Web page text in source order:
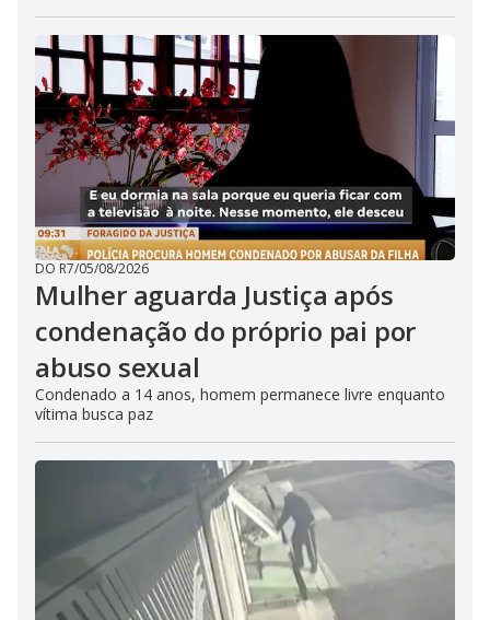
DO R7/05/08/2026
Mulher aguarda Justiça após
condenação do próprio pai por
abuso sexual
Condenado a 14 anos, homem permanece livre enquanto
vítima busca paz